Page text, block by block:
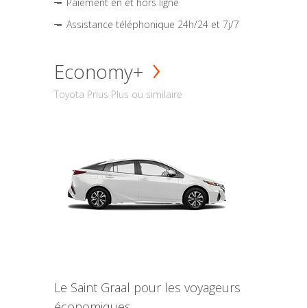
Assistance téléphonique 24h/24 et 7j/7
Economy+
Toyota Prius Plus ou similaire
Le Saint Graal pour les voyageurs